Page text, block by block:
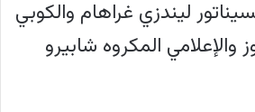
ليندزي غراهام والكوبي
والإعلامي المكروه شابيرو